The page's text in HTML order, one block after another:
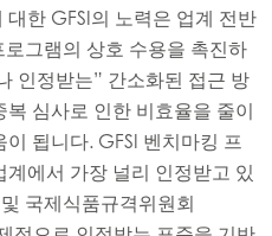
한 GFSI의 노력은 업계 전반
그램의 상호 수용을 촉진하
인정받는” 간소화된 접근 방
심사로 인한 비효율을 줄이
됩니다. GFSI 벤치마킹 프
에서 가장 널리 인정받고 있
국제식품규격위원회